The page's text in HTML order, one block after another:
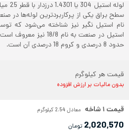
نام استیل نگیر نیز شناخته می‌شود که
استیل در صنعت به نام
حدود 8 درصدی و کروم 18 درصدی آن است.
قیمت هر کیلوگرم
بدون مالیات بر ارزش افزوده
قیمت ۱شاخه معادل2.54 کیلوگرم
2,020,570 تومان